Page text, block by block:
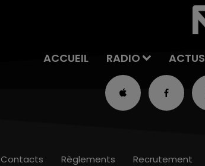
ACCUEIL RADIO ACTUS
Contacts Règlements Recrutement